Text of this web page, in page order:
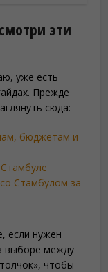
эти
уже есть
Прежде
сюда:
бюджетам и
Стамбулом за
если нужен
выборе между
чтобы